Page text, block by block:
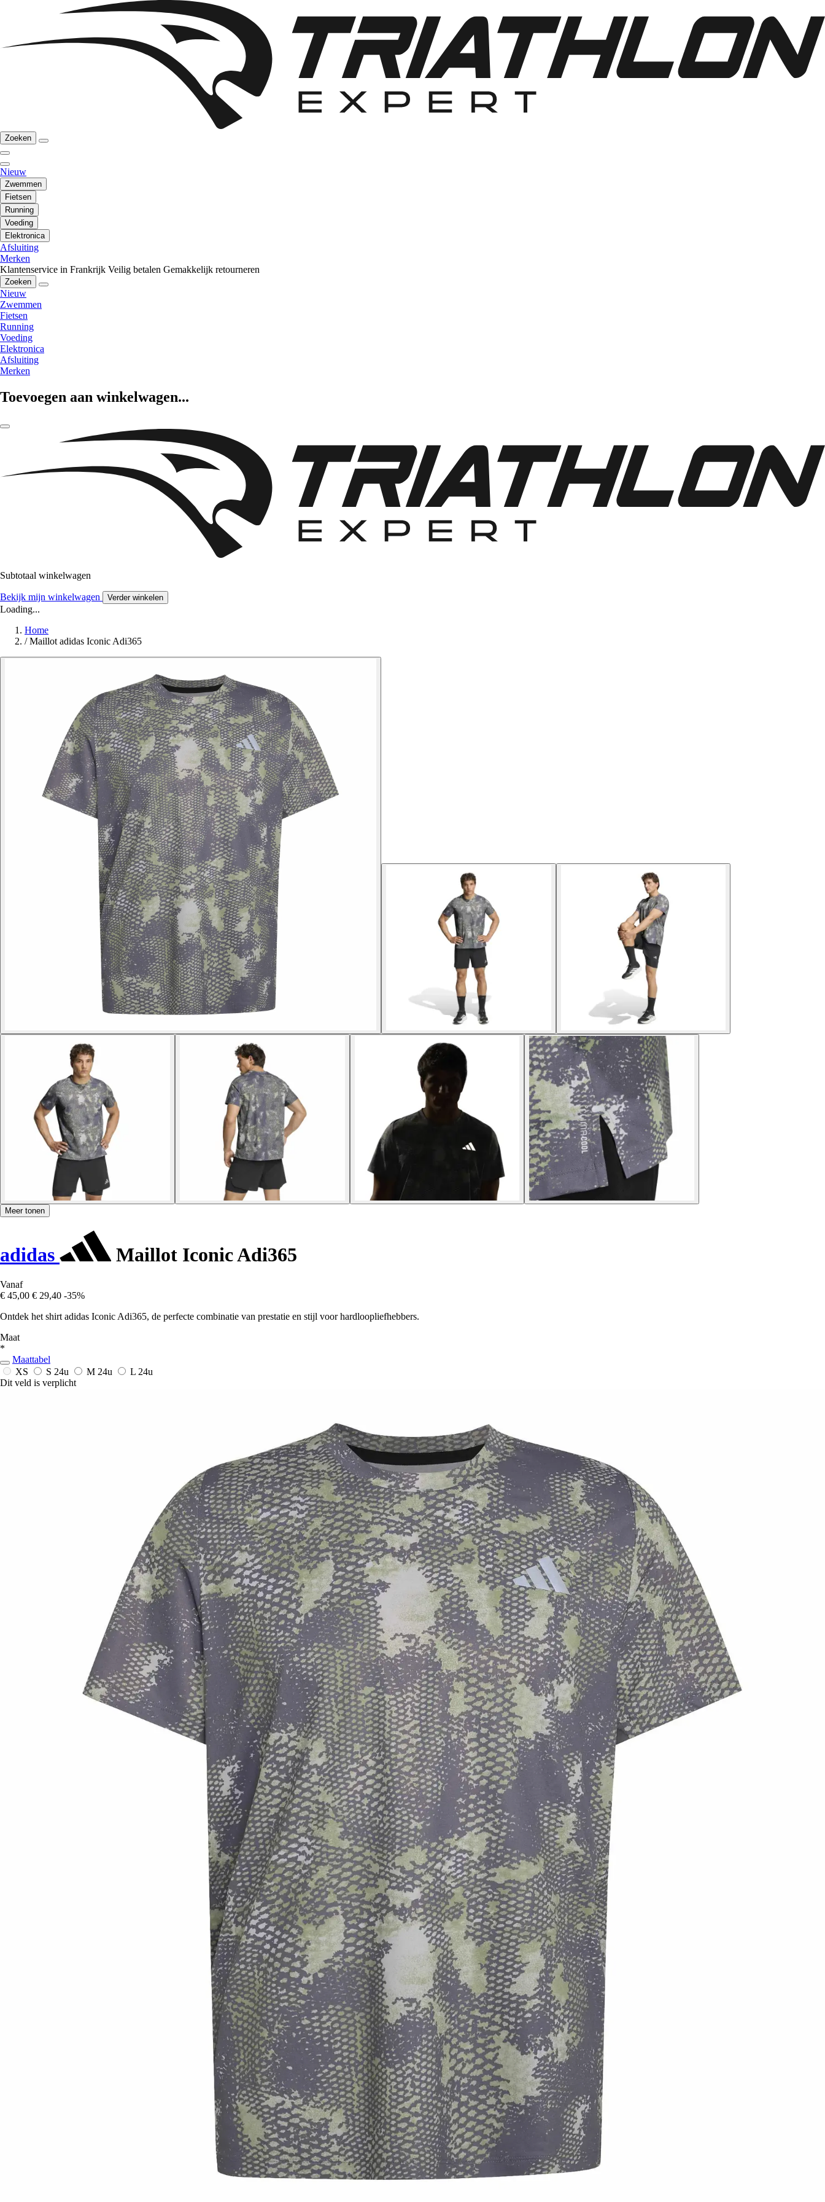
Zoeken
Nieuw
Zwemmen
Fietsen
Running
Voeding
Elektronica
Afsluiting
Merken
Klantenservice in Frankrijk Veilig betalen Gemakkelijk retourneren
Zoeken
Nieuw
Zwemmen
Fietsen
Running
Voeding
Elektronica
Afsluiting
Merken
Toevoegen aan winkelwagen...
Subtotaal winkelwagen
Bekijk mijn winkelwagen Verder winkelen
Loading...
Home
/ Maillot adidas Iconic Adi365
Meer tonen
adidas Maillot Iconic Adi365
Vanaf
€ 45,00 € 29,40 -35%
Ontdek het shirt adidas Iconic Adi365, de perfecte combinatie van prestatie en stijl voor hardloopliefhebbers.
Maat
*
Maattabel
XS
S 24u M 24u L 24u
Dit veld is verplicht